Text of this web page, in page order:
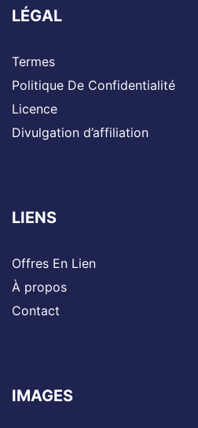
LÉGAL
Termes
Politique De Confidentialité
Licence
Divulgation d’affiliation
LIENS
Offres En Lien
À propos
Contact
IMAGES